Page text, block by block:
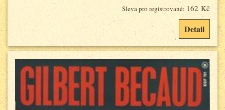
Sleva pro registrované: 162 Kč
Detail